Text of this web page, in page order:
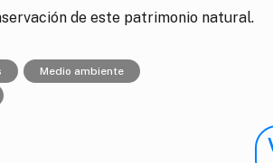
de este patrimonio natural.
Medio ambiente